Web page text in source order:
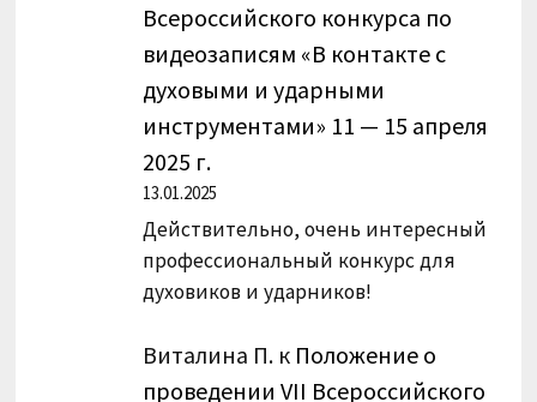
Всероссийского конкурса по
видеозаписям «В контакте с
духовыми и ударными
инструментами» 11 — 15 апреля
2025 г.
13.01.2025
Действительно, очень интересный
профессиональный конкурс для
духовиков и ударников!
Виталина П. к Положение о
проведении VII Всероссийского